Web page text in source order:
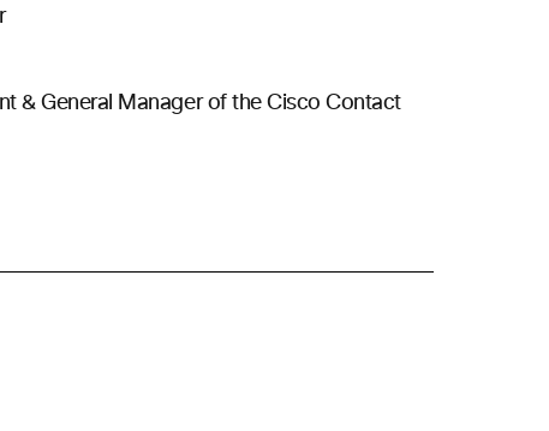
& General Manager of the Cisco Contact